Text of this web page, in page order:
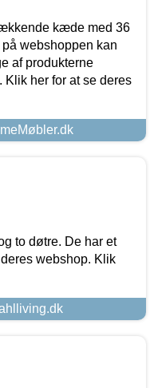
kæde med 36
webshoppen kan
af produkterne
Klik her for at se deres
to døtre. De har et
webshop. Klik